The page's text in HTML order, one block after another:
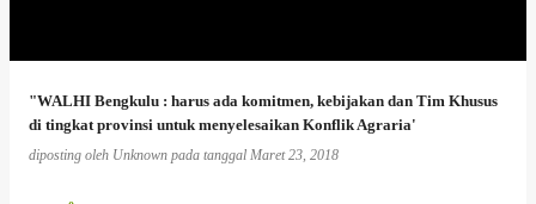
"WALHI Bengkulu : harus ada komitmen, kebijakan dan Tim Khusus
di tingkat provinsi untuk menyelesaikan Konflik Agraria'
diposting oleh Unknown pada tanggal Maret 23, 2018